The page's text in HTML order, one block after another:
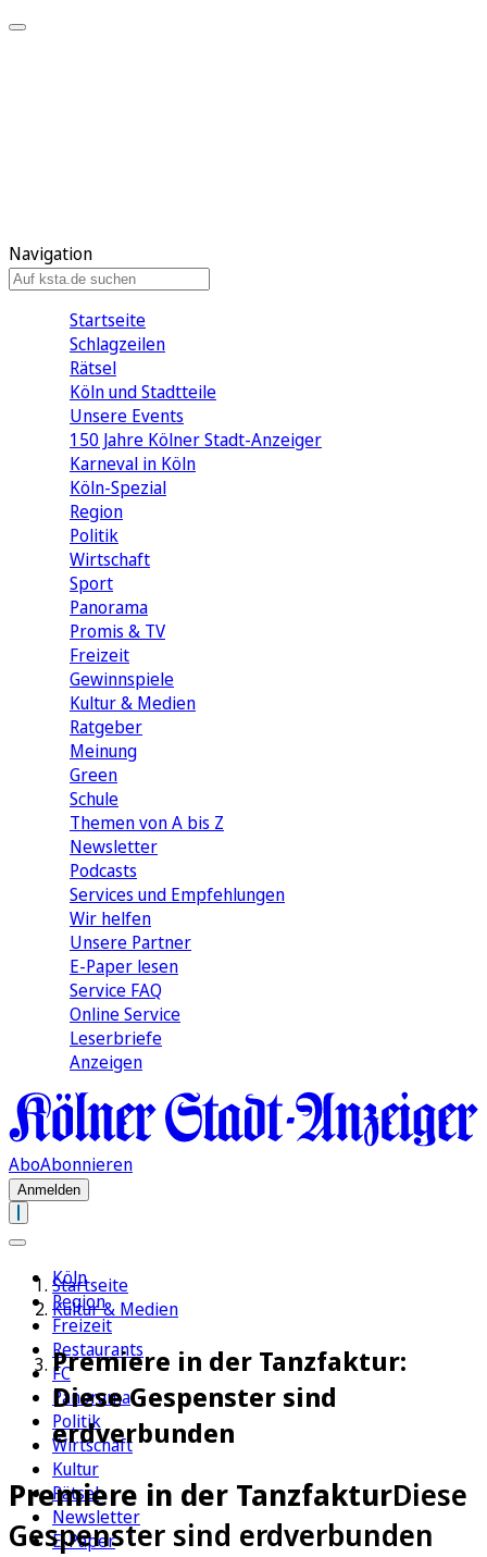
Navigation
Startseite
Schlagzeilen
Rätsel
Köln und Stadtteile
Unsere Events
150 Jahre Kölner Stadt-Anzeiger
Karneval in Köln
Köln-Spezial
Region
Politik
Wirtschaft
Sport
Panorama
Promis & TV
Freizeit
Gewinnspiele
Kultur & Medien
Ratgeber
Meinung
Green
Schule
Themen von A bis Z
Newsletter
Podcasts
Services und Empfehlungen
Wir helfen
Unsere Partner
E-Paper lesen
Service FAQ
Online Service
Leserbriefe
Anzeigen
AboAbonnieren
Anmelden
Köln
Region
Freizeit
Restaurants
FC
Panorama
Politik
Wirtschaft
Kultur
Rätsel
Newsletter
E-Paper
Startseite
Kultur & Medien
Premiere in der Tanzfaktur:
Diese Gespenster sind
erdverbunden
Premiere in der TanzfakturDiese
Gespenster sind erdverbunden